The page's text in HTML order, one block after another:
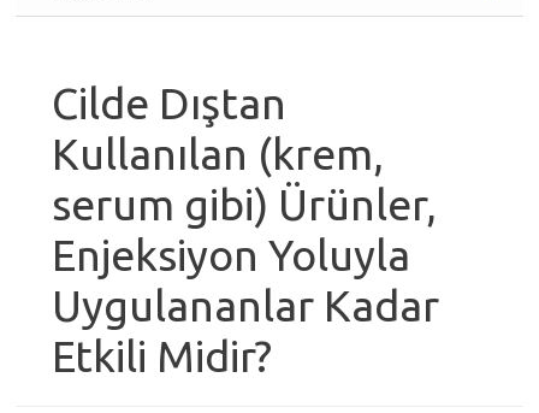
Cilde Dıştan
Kullanılan (krem,
serum gibi) Ürünler,
Enjeksiyon Yoluyla
Uygulananlar Kadar
Etkili Midir?